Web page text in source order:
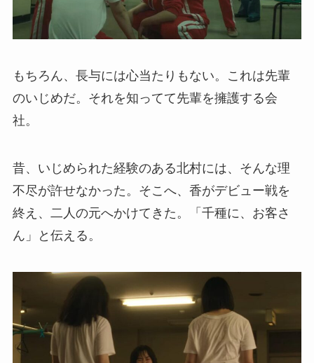
もちろん、長与には心当たりもない。これは先輩
のいじめだ。それを知ってて先輩を擁護する会
社。
昔、いじめられた経験のある北村には、そんな理
不尽が許せなかった。そこへ、香がデビュー戦を
終え、二人の元へかけてきた。「千種に、お客さ
ん」と伝える。